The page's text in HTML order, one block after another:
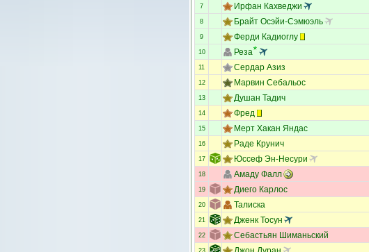
7 Ирфан Кахведжи
8 Брайт Осэйи-Сэмюэль
9 Ферди Кадиоглу
10 Реза
11 Сердар Азиз
12 Марвин Себальос
13 Душан Тадич
14 Фред
15 Мерт Хакан Яндас
16 Раде Крунич
17 Юссеф Эн-Несури
18 Амаду Фалл
19 Диего Карлос
20 Талиска
21 Дженк Тосун
22 Себастьян Шиманьский
23